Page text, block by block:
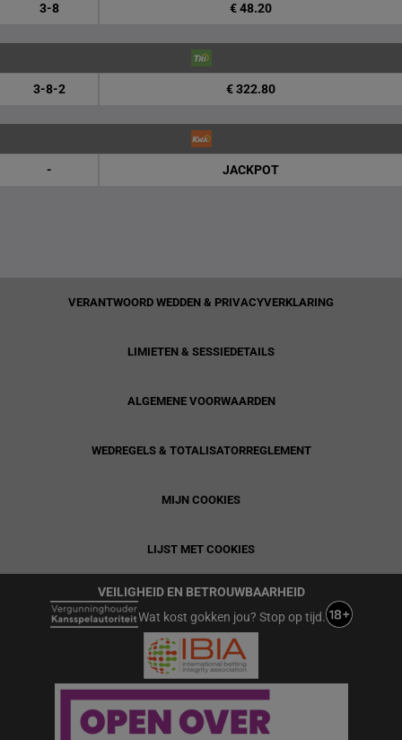
3-8 € 48.20
3-8-2 € 322.80
- JACKPOT
VERANTWOORD WEDDEN & PRIVACYVERKLARING
LIMIETEN & SESSIEDETAILS
ALGEMENE VOORWAARDEN
WEDREGELS & TOTALISATORREGLEMENT
MIJN COOKIES
LIJST MET COOKIES
VEILIGHEID EN BETROUWBAARHEID
Wat kost gokken jou? Stop op tijd.